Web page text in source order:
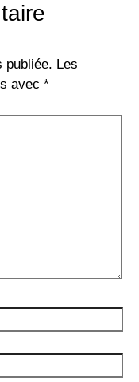
publiée. Les
avec *